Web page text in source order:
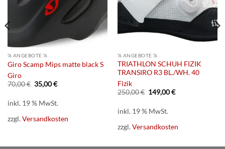
% ANGEBOTE %
Giro Scamp Mips matte black S
Giro
70,00€ Ursprünglicher
Preis
70,00 €
35,00€Aktueller
35,00 €.
inkl. 19 % MwSt.
zzgl.Versandkosten
% ANGEBOTE %
TRIATHLON SCHUH FIZIK
TRANSIRO R3 BL./WH. 40
Fizik
250,00€ Ursprünglicher
Preis
250,00 €
149,00€Aktueller
inkl. 19 % MwSt.
zzgl.Versandkosten